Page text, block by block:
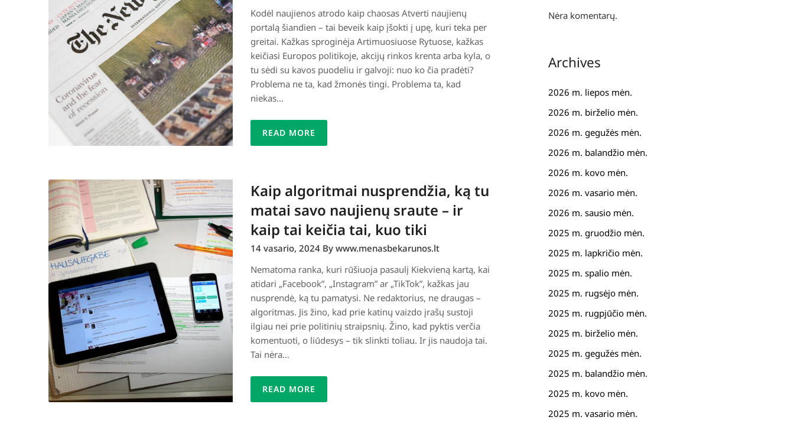
Kodėl naujienos atrodo kaip chaosas Atverti naujienų
portalą šiandien – tai beveik kaip įšokti į upę, kuri teka per
greitai. Kažkas sproginėja Artimuosiuose Rytuose, kažkas
keičiasi Europos politikoje, akcijų rinkos krenta arba kyla, o
tu sėdi su kavos puodeliu ir galvoji: nuo ko čia pradėti?
Problema ne ta, kad žmonės tingi. Problema ta, kad
niekas…
READ MORE
Kaip algoritmai nusprendžia, ką tu
matai savo naujienų sraute – ir
kaip tai keičia tai, kuo tiki
14 vasario, 2024 By www.menasbekarunos.lt
Nematoma ranka, kuri rūšiuoja pasaulį Kiekvieną kartą, kai
atidari „Facebook”, „Instagram” ar „TikTok”, kažkas jau
nusprendė, ką tu pamatysi. Ne redaktorius, ne draugas –
algoritmas. Jis žino, kad prie katinų vaizdo įrašų sustoji
ilgiau nei prie politinių straipsnių. Žino, kad pyktis verčia
komentuoti, o liūdesys – tik slinkti toliau. Ir jis naudoja tai.
Tai nėra…
READ MORE
Nėra komentarų.
Archives
2026 m. liepos mėn.
2026 m. birželio mėn.
2026 m. gegužės mėn.
2026 m. balandžio mėn.
2026 m. kovo mėn.
2026 m. vasario mėn.
2026 m. sausio mėn.
2025 m. gruodžio mėn.
2025 m. lapkričio mėn.
2025 m. spalio mėn.
2025 m. rugsėjo mėn.
2025 m. rugpjūčio mėn.
2025 m. birželio mėn.
2025 m. gegužės mėn.
2025 m. balandžio mėn.
2025 m. kovo mėn.
2025 m. vasario mėn.